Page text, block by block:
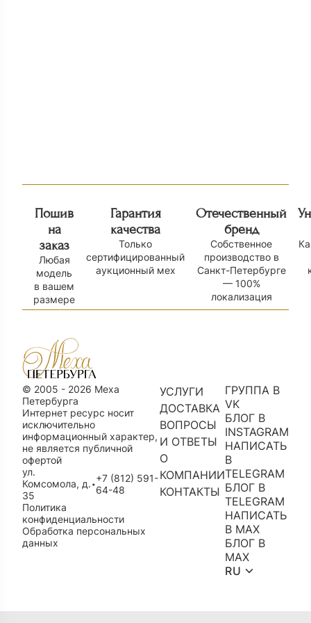
Пошив
на
заказ
Любая
модель
в вашем
размере
Гарантия
качества
Только
сертифицированный
аукционный мех
Отечественный
бренд
Собственное
производство в
Санкт-Петербурге
— 100%
локализация
© 2005 - 2026 Меха
Петербурга
Интернет ресурс носит
исключительно
информационный характер,
не является публичной
офертой
ул.
Комсомола, д.
35
•+7 (812) 591-
64-48
Политика
конфиденциальности
Обработка персональных
данных
УСЛУГИ
ДОСТАВКА
ВОПРОСЫ
И ОТВЕТЫ
О
КОМПАНИИ
КОНТАКТЫ
ГРУППА В
VK
БЛОГ В
INSTAGRAM
НАПИСАТЬ
В
TELEGRAM
БЛОГ В
TELEGRAM
НАПИСАТЬ
В MAX
БЛОГ В
MAX
RU